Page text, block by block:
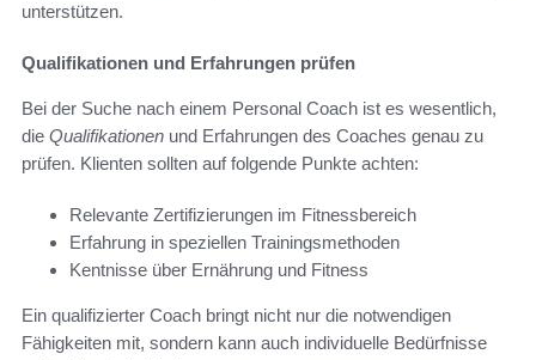
unterstützen.
Qualifikationen und Erfahrungen prüfen
Bei der Suche nach einem Personal Coach ist es wesentlich,
die Qualifikationen und Erfahrungen des Coaches genau zu
prüfen. Klienten sollten auf folgende Punkte achten:
Relevante Zertifizierungen im Fitnessbereich
Erfahrung in speziellen Trainingsmethoden
Kentnisse über Ernährung und Fitness
Ein qualifizierter Coach bringt nicht nur die notwendigen
Fähigkeiten mit, sondern kann auch individuelle Bedürfnisse